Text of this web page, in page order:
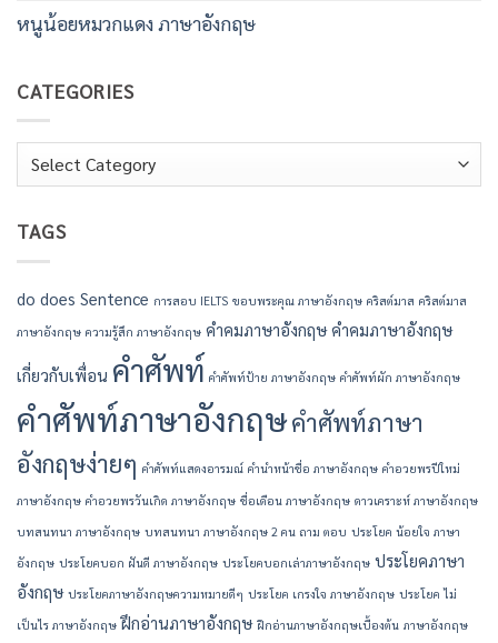
หนูน้อยหมวกแดง ภาษาอังกฤษ
CATEGORIES
Categories
TAGS
do does Sentence การสอบ IELTS ขอบพระคุณ ภาษาอังกฤษ คริสต์มาส คริสต์มาส
ภาษาอังกฤษ ความรู้สึก ภาษาอังกฤษ คำคมภาษาอังกฤษ คำคมภาษาอังกฤษ
เกี่ยวกับเพื่อน คำศัพท์ คำศัพท์ป้าย ภาษาอังกฤษ คำศัพท์ผัก ภาษาอังกฤษ
คำศัพท์ภาษาอังกฤษคำศัพท์ภาษา
อังกฤษง่ายๆ คำศัพท์แสดงอารมณ์ คํานําหน้าชื่อ ภาษาอังกฤษ คําอวยพรปีใหม่
ภาษาอังกฤษ คําอวยพรวันเกิด ภาษาอังกฤษ ชื่อเดือน ภาษาอังกฤษ ดาวเคราะห์ ภาษาอังกฤษ
บทสนทนา ภาษาอังกฤษ บทสนทนา ภาษาอังกฤษ 2 คน ถาม ตอบ ประโยค น้อยใจ ภาษา
อังกฤษ ประโยคบอก ฝันดี ภาษาอังกฤษ ประโยคบอกเล่าภาษาอังกฤษ ประโยคภาษา
อังกฤษ ประโยคภาษาอังกฤษความหมายดีๆ ประโยค เกรงใจ ภาษาอังกฤษ ประโยค ไม่
เป็นไร ภาษาอังกฤษ ฝึกอ่านภาษาอังกฤษ ฝึกอ่านภาษาอังกฤษเบื้องต้น ภาษาอังกฤษ